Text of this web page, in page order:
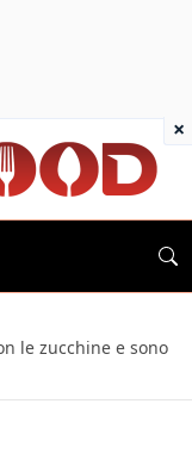
le zucchine e sono
×